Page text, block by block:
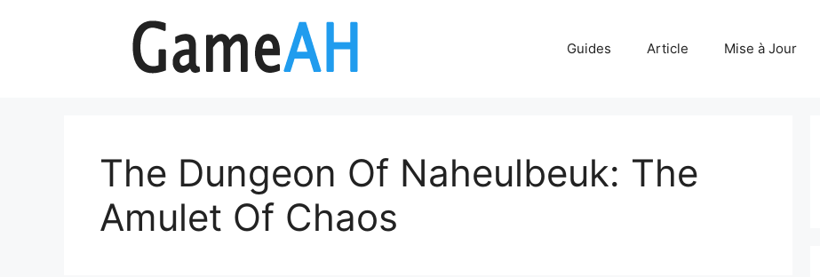
Guides Article Mise à Jour
The Dungeon Of Naheulbeuk: The
Amulet Of Chaos